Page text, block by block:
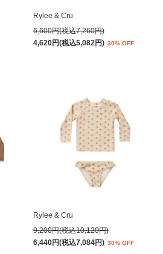
Rylee & Cru
6,600円(税込7,260円)
4,620円(税込5,082円) 30% OFF
Rylee & Cru
9,200円(税込10,120円)
6,440円(税込7,084円) 30% OFF